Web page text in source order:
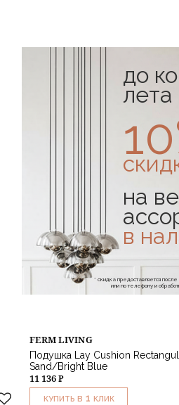
FERM LIVING
Подушка Lay Cushion
Sand/Bright Blue
11 136 ₽
КУПИТЬ В 1 КЛИК
до
лета
на
в
* скидка предоставляется
или по телефону и